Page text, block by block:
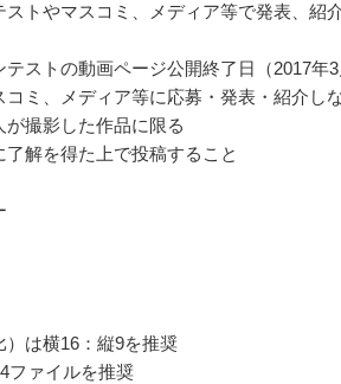
トやマスコミ、メディア等で発表、紹
ストの動画ページ公開終了日（2017年3
ミ、メディア等に応募・発表・紹介し
撮影した作品に限る
解を得た上で投稿すること
は横16：縦9を推奨
ファイルを推奨